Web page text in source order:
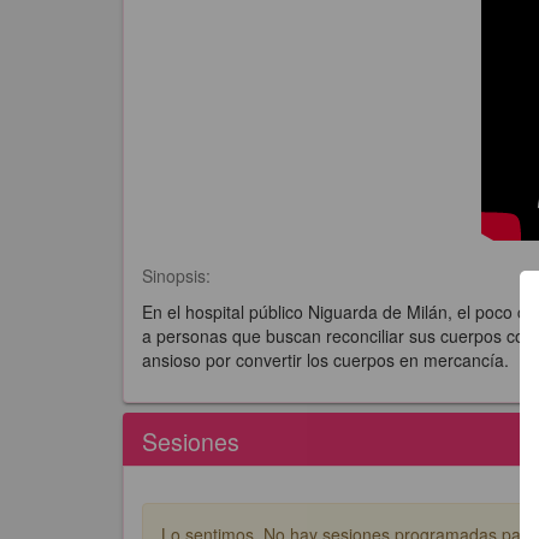
Sinopsis:
En el hospital público Niguarda de Milán, el poco
a personas que buscan reconciliar sus cuerpos
ansioso por convertir los cuerpos en mercancía.
Sesiones
Lo sentimos. No hay sesiones programadas para